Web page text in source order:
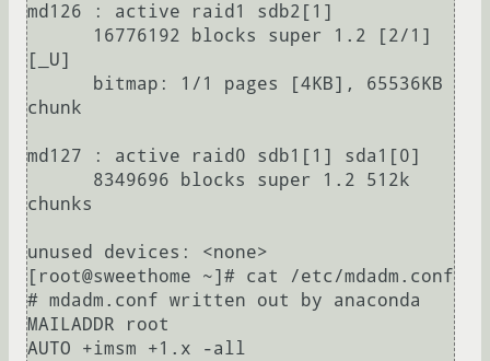
md126 : active raid1 sdb2[1]
[_U]
chunk
md127 : active raid0 sdb1[1] sda1[0]
chunks
unused devices: <none>
[root@sweethome ~]# cat /etc/mdadm.conf
# mdadm.conf written out by anaconda
MAILADDR root
AUTO +imsm +1.x -all